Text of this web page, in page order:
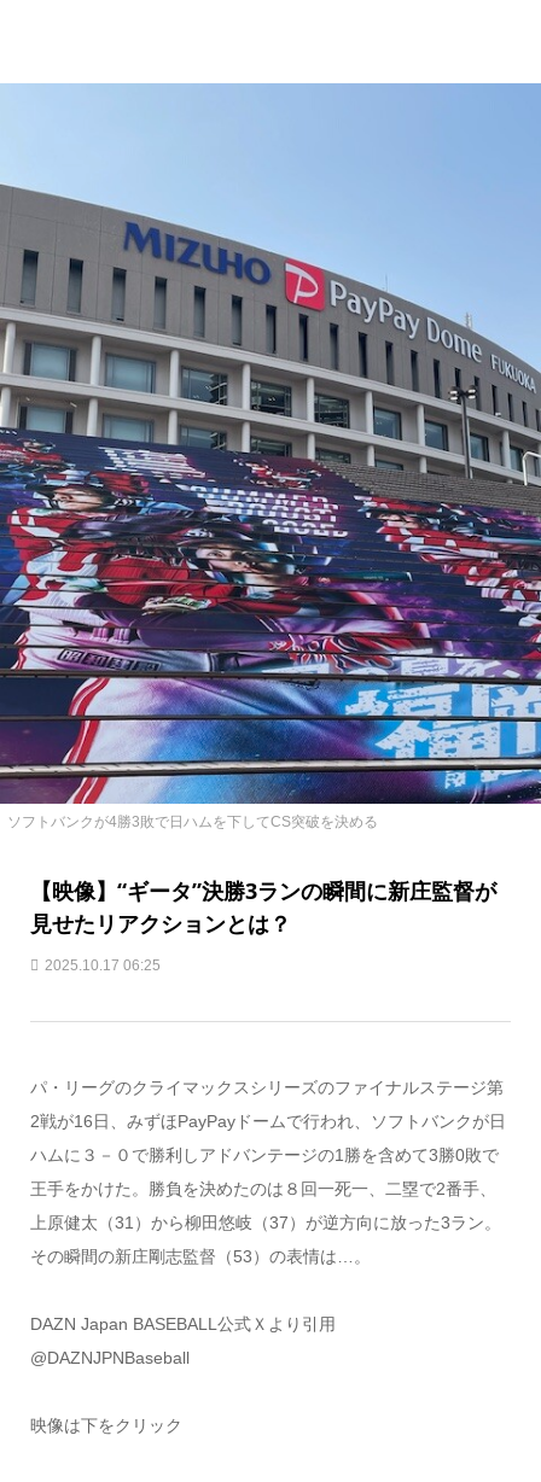
ソフトバンクが4勝3敗で日ハムを下してCS突破を決める
【映像】“ギータ”決勝3ランの瞬間に新庄監督が
見せたリアクションとは？
2025.10.17 06:25
パ・リーグのクライマックスシリーズのファイナルステージ第
2戦が16日、みずほPayPayドームで行われ、ソフトバンクが日
ハムに３－０で勝利しアドバンテージの1勝を含めて3勝0敗で
王手をかけた。勝負を決めたのは８回一死一、二塁で2番手、
上原健太（31）から柳田悠岐（37）が逆方向に放った3ラン。
その瞬間の新庄剛志監督（53）の表情は…。
DAZN Japan BASEBALL公式Ｘより引用
@DAZNJPNBaseball
映像は下をクリック